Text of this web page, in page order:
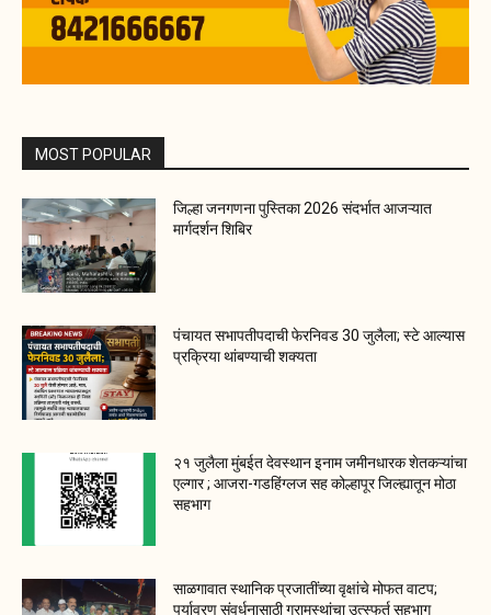
MOST POPULAR
जिल्हा जनगणना पुस्तिका 2026 संदर्भात आजऱ्यात
मार्गदर्शन शिबिर
पंचायत सभापतीपदाची फेरनिवड 30 जुलैला; स्टे आल्यास
प्रक्रिया थांबण्याची शक्यता
२१ जुलैला मुंबईत देवस्थान इनाम जमीनधारक शेतकऱ्यांचा
एल्गार ; आजरा-गडहिंग्लज सह कोल्हापूर जिल्ह्यातून मोठा
सहभाग
साळगावात स्थानिक प्रजातींच्या वृक्षांचे मोफत वाटप;
पर्यावरण संवर्धनासाठी ग्रामस्थांचा उत्स्फूर्त सहभाग